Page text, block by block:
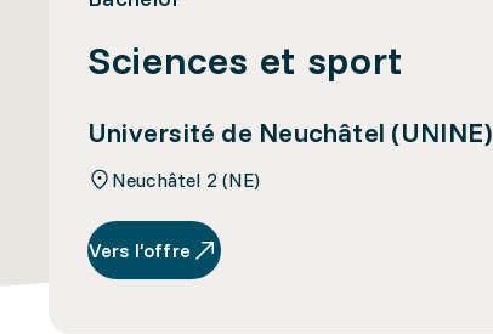
Sciences et sport
Université de Neuchâtel (UNINE)
Neuchâtel 2 (NE)
Vers l’offre